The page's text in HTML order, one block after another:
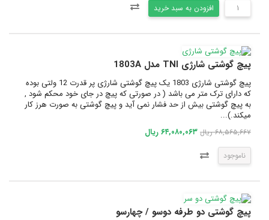
افزودن به سبد خرید
پیچ گوشتی شارژی TNI مدل 1803A
پیچ گوشتی شارژی 1803 یک پیچ گوشتی شارژی پر قدرت 12 ولتی بوده
که دارای ترک متر می باشد ( در صورتی که پیچ در جای خود محکم شود ,
به پیچ گوشتی بیش از حد فشار نمی آید و پیچ گوشتی به صورت هرز کار
میکند.)...
۶۸,۵۶۵,۶۶۷ ریال ۶۴,۰۸۰,۰۶۳ ریال
ناموجود
پیچ گوشتی دو طرفه دوسو / چهارسو